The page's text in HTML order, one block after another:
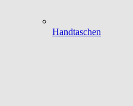
Handtaschen